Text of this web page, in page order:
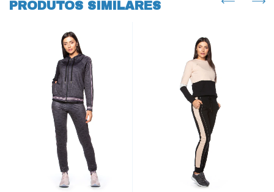
PRODUTOS SIMILARES